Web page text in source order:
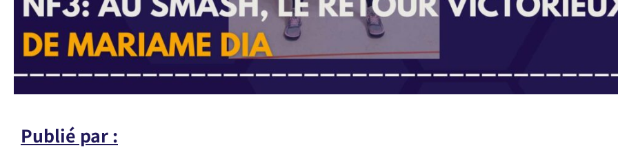
Publié par :